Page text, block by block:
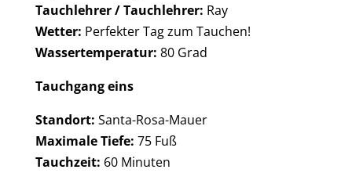
Tauchlehrer / Tauchlehrer: Ray
Wetter: Perfekter Tag zum Tauchen!
Wassertemperatur: 80 Grad
Tauchgang eins
Standort: Santa-Rosa-Mauer
Maximale Tiefe: 75 Fuß
Tauchzeit: 60 Minuten